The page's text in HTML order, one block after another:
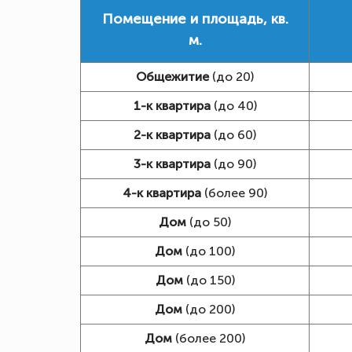
Помещение и площадь, кв.
м.
Общежитие(до 20)
1-к квартира(до 40)
2-к квартира (до 60)
3-к квартира (до 90)
4-к квартира (более 90)
Дом (до 50)
Дом (до 100)
Дом(до 150)
Дом (до 200)
Дом (более 200)